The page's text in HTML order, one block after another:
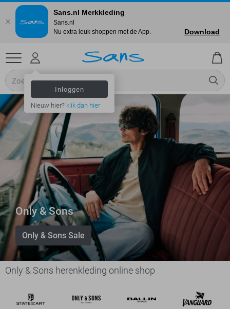
Inloggen
Nieuw hier? klik dan hier
Only & Sons
Only & Sons Sale
Only & Sons herenkleding online shop
Sans.nl Merkkleding
Sans.nl
Nu extra leuk shoppen met de App.
Download